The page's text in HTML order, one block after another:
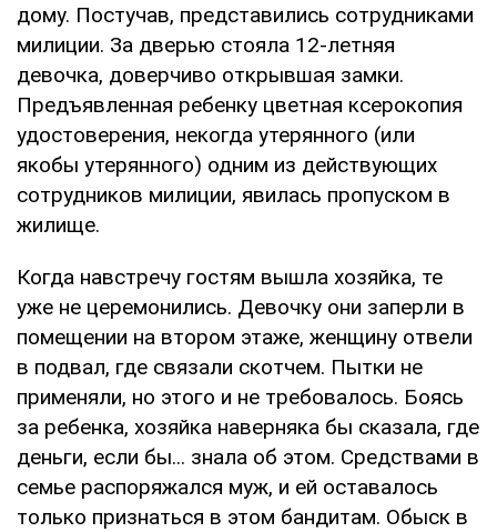
дому. Постучав, представились сотрудниками
милиции. За дверью стояла 12-летняя
девочка, доверчиво открывшая замки.
Предъявленная ребенку цветная ксерокопия
удостоверения, некогда утерянного (или
якобы утерянного) одним из действующих
сотрудников милиции, явилась пропуском в
жилище.
Когда навстречу гостям вышла хозяйка, те
уже не церемонились. Девочку они заперли в
помещении на втором этаже, женщину отвели
в подвал, где связали скотчем. Пытки не
применяли, но этого и не требовалось. Боясь
за ребенка, хозяйка наверняка бы сказала, где
деньги, если бы... знала об этом. Средствами в
семье распоряжался муж, и ей оставалось
только признаться в этом бандитам. Обыск в